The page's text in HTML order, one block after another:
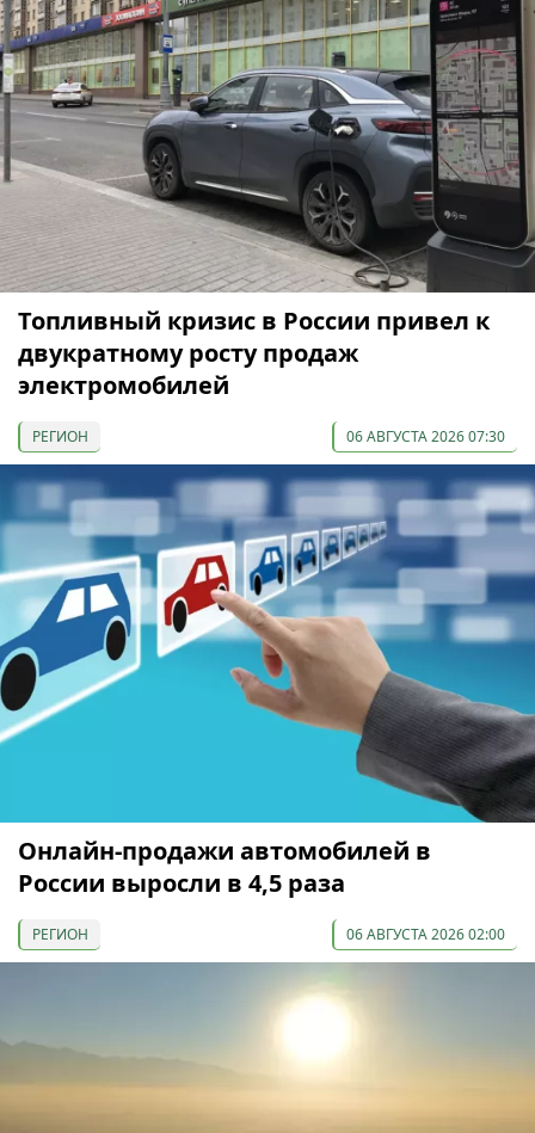
Топливный кризис в России привел к
двукратному росту продаж
электромобилей
РЕГИОН 06 АВГУСТА 2026 07:30
Онлайн-продажи автомобилей в
России выросли в 4,5 раза
РЕГИОН 06 АВГУСТА 2026 02:00